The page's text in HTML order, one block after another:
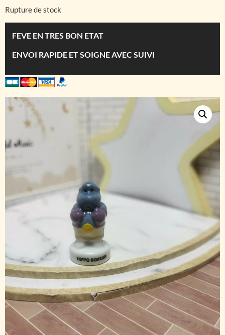
Rupture de stock
FEVE EN TRES BON ETAT
ENVOI RAPIDE ET SOIGNE AVEC SUIVI